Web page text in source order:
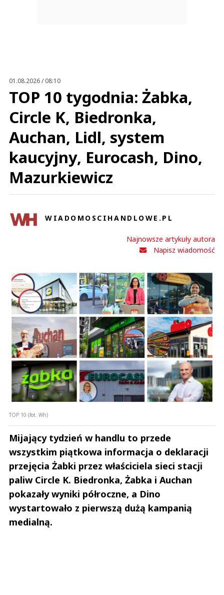
01.08.2026 / 08:10
TOP 10 tygodnia: Żabka,
Circle K, Biedronka,
Auchan, Lidl, system
kaucyjny, Eurocash, Dino,
Mazurkiewicz
WIADOMOSCIHANDLOWE.PL
Najnowsze artykuły autora
Napisz wiadomość
TOP 10 (fot. Wh)
Mijający tydzień w handlu to przede
wszystkim piątkowa informacja o deklaracji
przejęcia Żabki przez właściciela sieci stacji
paliw Circle K. Biedronka, Żabka i Auchan
pokazały wyniki półroczne, a Dino
wystartowało z pierwszą dużą kampanią
medialną.